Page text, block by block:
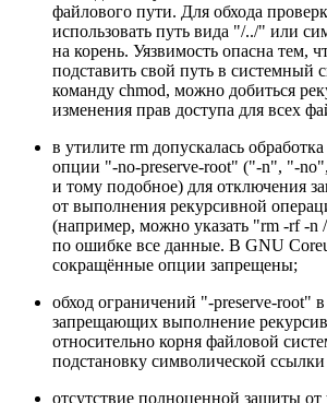
файлового пути. Для обхода
использовать путь вида "/../" или
на корень. Уязвимость опасна тем,
подставить свой путь в
команду chmod, можно добиться
изменения прав доступа для всех
в утилите rm допускалась
опции "‑no‑preserve‑root" ("‑n",
и тому подобное) для отключения
от выполнения рекурсивной
(например, можно указать "rm ‑rf ‑n
по ошибке все данные. В GNU
сокращённые опции запрещены;
обход ограничений "‑preserve‑root"
запрещающих выполнение
относительно корня файловой
подстановку символической
отсутствие полноценной защиты от